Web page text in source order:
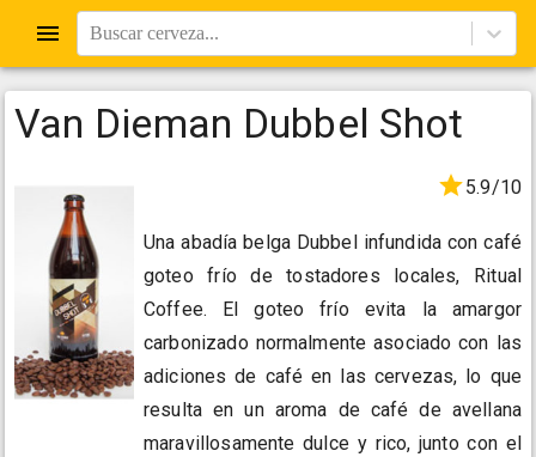
Buscar cerveza...
Van Dieman Dubbel Shot
5.9/10
Una abadía belga Dubbel infundida con café
goteo frío de tostadores locales, Ritual
Coffee. El goteo frío evita la amargor
carbonizado normalmente asociado con las
adiciones de café en las cervezas, lo que
resulta en un aroma de café de avellana
maravillosamente dulce y rico, junto con el